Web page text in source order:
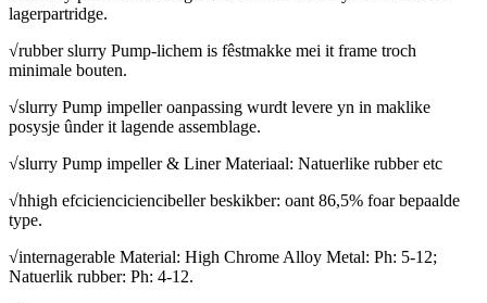
lagerpartridge.
√rubber slurry Pump-lichem is fêstmakke mei it frame troch
minimale bouten.
√slurry Pump impeller oanpassing wurdt levere yn in maklike
posysje ûnder it lagende assemblage.
√slurry Pump impeller & Liner Materiaal: Natuerlike rubber etc
√hhigh efcicienciciencibeller beskikber: oant 86,5% foar bepaalde
type.
√internagerable Material: High Chrome Alloy Metal: Ph: 5-12;
Natuerlik rubber: Ph: 4-12.